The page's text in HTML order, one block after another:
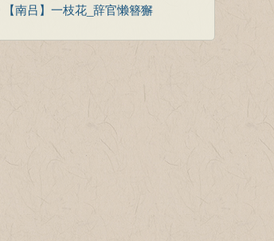
【南吕】一枝花_辞官懒簪獬